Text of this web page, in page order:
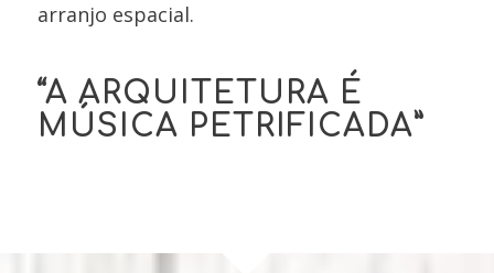
arranjo espacial.
“A ARQUITETURA É
MÚSICA PETRIFICADA”